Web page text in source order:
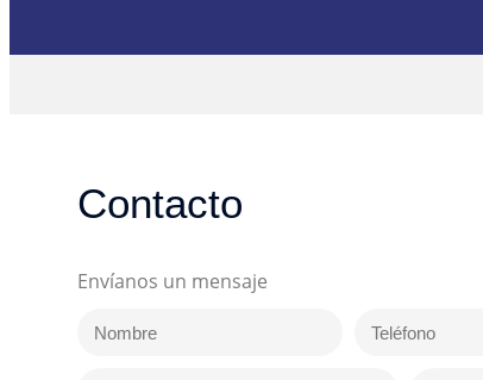
Contacto
Envíanos un mensaje